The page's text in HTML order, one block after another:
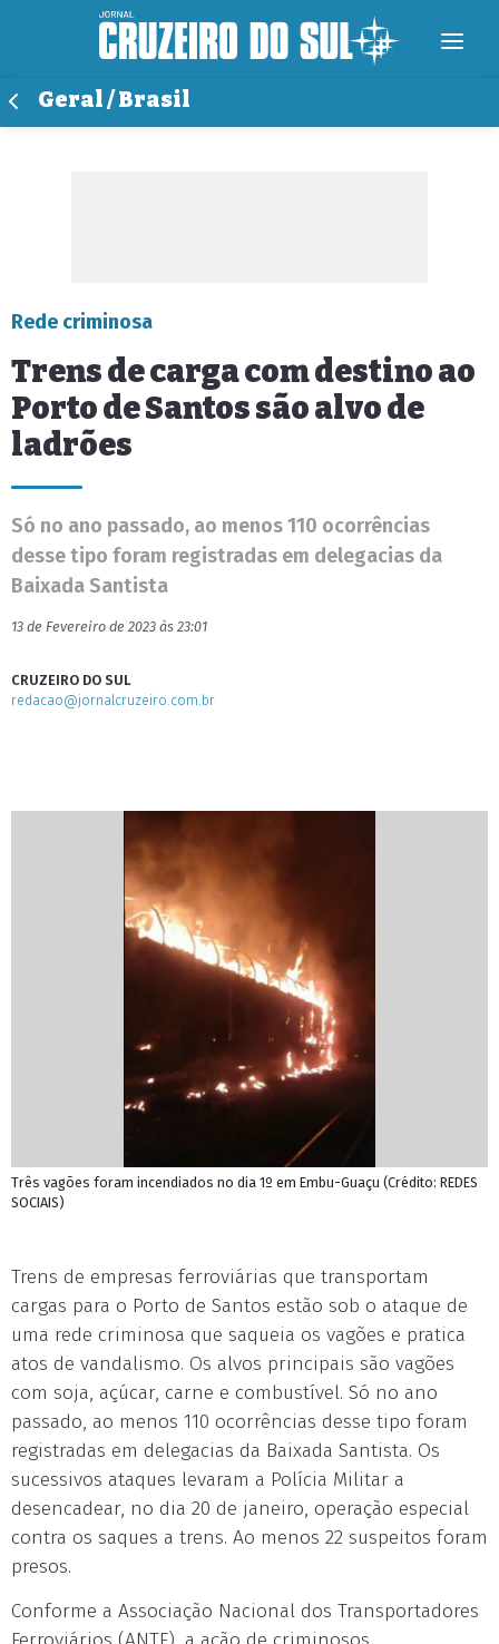
Geral / Brasil
Rede criminosa
Trens de carga com destino ao
Porto de Santos são alvo de
ladrões
Só no ano passado, ao menos 110 ocorrências
desse tipo foram registradas em delegacias da
Baixada Santista
13 de Fevereiro de 2023 às 23:01
CRUZEIRO DO SUL
redacao@jornalcruzeiro.com.br
Três vagões foram incendiados no dia 1º em Embu-Guaçu (Crédito: REDES
SOCIAIS)
Trens de empresas ferroviárias que transportam
cargas para o Porto de Santos estão sob o ataque de
uma rede criminosa que saqueia os vagões e pratica
atos de vandalismo. Os alvos principais são vagões
com soja, açúcar, carne e combustível. Só no ano
passado, ao menos 110 ocorrências desse tipo foram
registradas em delegacias da Baixada Santista. Os
sucessivos ataques levaram a Polícia Militar a
desencadear, no dia 20 de janeiro, operação especial
contra os saques a trens. Ao menos 22 suspeitos foram
presos.
Conforme a Associação Nacional dos Transportadores